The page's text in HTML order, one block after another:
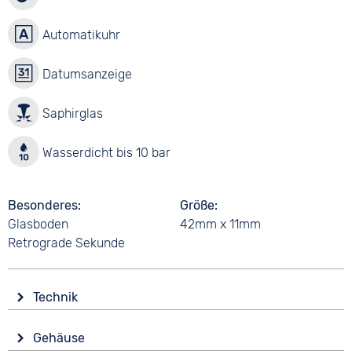
Automatikuhr
Datumsanzeige
Saphirglas
Wasserdicht bis 10 bar
Besonderes
Glasboden
Retrograde Sekunde
Größe
42mm x 11mm
Technik
Automatik
Gehäuse